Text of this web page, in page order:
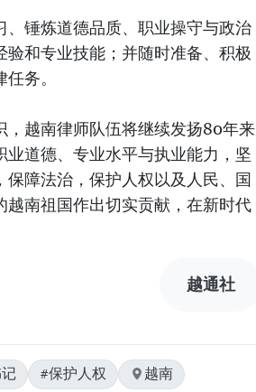
锤炼道德品质、职业操守与政治
和专业技能；并随时准备、积极
务。
，越南律师队伍将继续发扬80年来
道德、专业水平与执业能力，坚
障法治，保护人权以及人民、国
南祖国作出切实贡献，在新时代
越通社
#保护人权 越南